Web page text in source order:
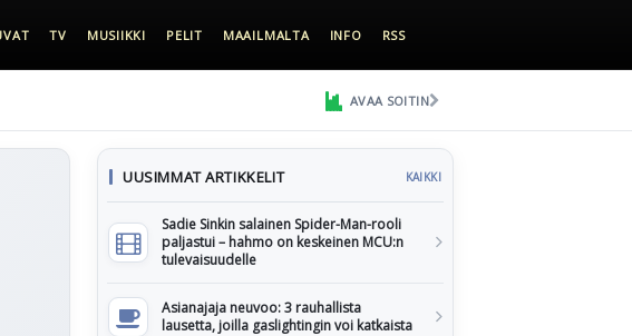
TV MUSIIKKI PELIT MAAILMALTA INFO RSS
AVAA SOITIN
UUSIMMAT ARTIKKELIT KAIKKI
Sadie Sinkin salainen Spider-Man-rooli
paljastui – hahmo on keskeinen MCU:n
tulevaisuudelle
Asianajaja neuvoo: 3 rauhallista
lausetta, joilla gaslightingin voi katkaista